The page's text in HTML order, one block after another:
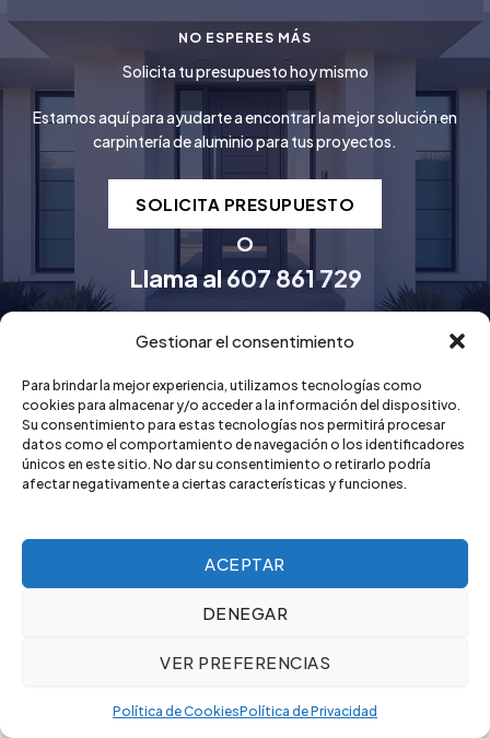
Gestionar el consentimiento
Para brindar la mejor experiencia, utilizamos tecnologías como
cookies para almacenar y/o acceder a la información del dispositivo.
Su consentimiento para estas tecnologías nos permitirá procesar
datos como el comportamiento de navegación o los identificadores
únicos en este sitio. No dar su consentimiento o retirarlo podría
afectar negativamente a ciertas características y funciones.
ACEPTAR
DENEGAR
VER PREFERENCIAS
Política de CookiesPolítica de Privacidad
NO ESPERES MÁS
Solicita tu presupuesto hoy mismo
Estamos aquí para ayudarte a encontrar la mejor solución en
carpintería de aluminio para tus proyectos.
SOLICITA PRESUPUESTO
O
Llama al607 861 729
Aviso Legal
Política de Privacidad
Declaración de Accesibilidad
Design by EsceniT © 2026 AluminiSaba - Carpintería de
aluminio